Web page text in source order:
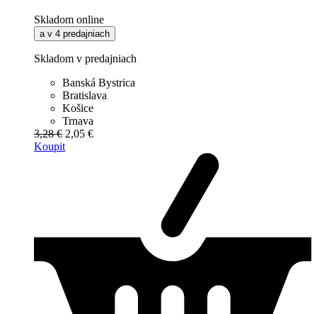
Skladom online
a v 4 predajniach
Skladom v predajniach
Banská Bystrica
Bratislava
Košice
Trnava
3,28 € 2,05 €
Koupit